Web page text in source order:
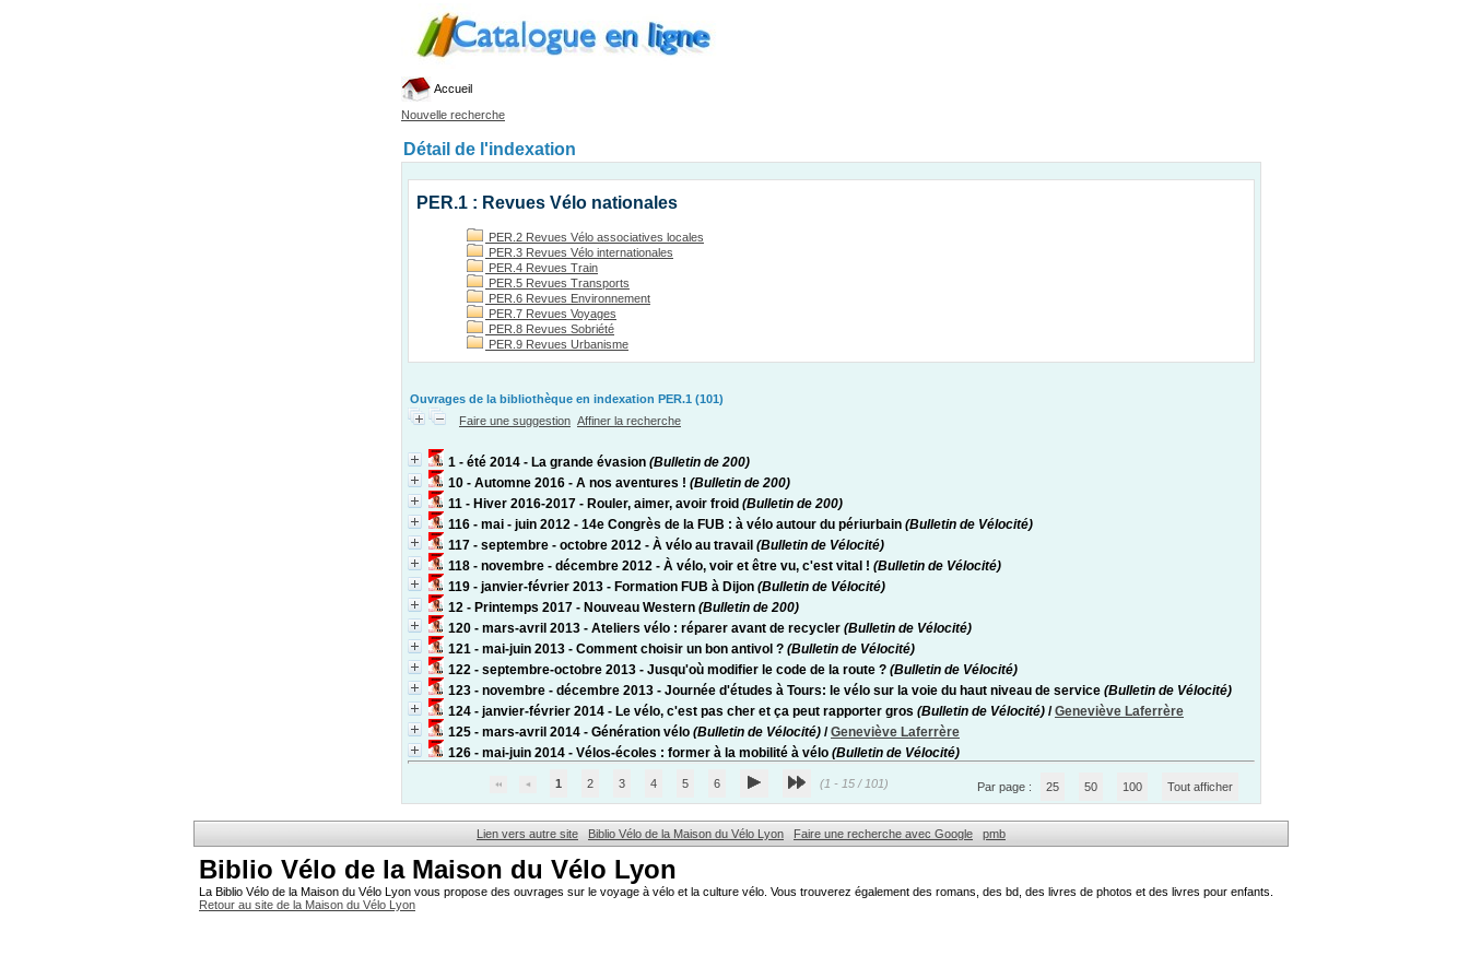
Accueil
Nouvelle recherche
Détail de l'indexation
PER.1 : Revues Vélo nationales
PER.2 Revues Vélo associatives locales
PER.3 Revues Vélo internationales
PER.4 Revues Train
PER.5 Revues Transports
PER.6 Revues Environnement
PER.7 Revues Voyages
PER.8 Revues Sobriété
PER.9 Revues Urbanisme
Ouvrages de la bibliothèque en indexation PER.1 (101)
Faire une suggestion Affiner la recherche
1 - été 2014 - La grande évasion (Bulletin de 200)
10 - Automne 2016 - A nos aventures ! (Bulletin de 200)
11 - Hiver 2016-2017 - Rouler, aimer, avoir froid (Bulletin de 200)
116 - mai - juin 2012 - 14e Congrès de la FUB : à vélo autour du périurbain (Bulletin de Vélocité)
117 - septembre - octobre 2012 - À vélo au travail (Bulletin de Vélocité)
118 - novembre - décembre 2012 - À vélo, voir et être vu, c'est vital ! (Bulletin de Vélocité)
119 - janvier-février 2013 - Formation FUB à Dijon (Bulletin de Vélocité)
12 - Printemps 2017 - Nouveau Western (Bulletin de 200)
120 - mars-avril 2013 - Ateliers vélo : réparer avant de recycler (Bulletin de Vélocité)
121 - mai-juin 2013 - Comment choisir un bon antivol ? (Bulletin de Vélocité)
122 - septembre-octobre 2013 - Jusqu'où modifier le code de la route ? (Bulletin de Vélocité)
123 - novembre - décembre 2013 - Journée d'études à Tours: le vélo sur la voie du haut niveau de service (Bulletin de Vélocité)
124 - janvier-février 2014 - Le vélo, c'est pas cher et ça peut rapporter gros (Bulletin de Vélocité) /Geneviève Laferrère
125 - mars-avril 2014 - Génération vélo (Bulletin de Vélocité) /Geneviève Laferrère
126 - mai-juin 2014 - Vélos-écoles : former à la mobilité à vélo (Bulletin de Vélocité)
1 2 3 4 5 6 (1 - 15 / 101) Par page : 25 50 100 Tout afficher
Lien vers autre site Biblio Vélo de la Maison du Vélo Lyon Faire une recherche avec Google pmb
Biblio Vélo de la Maison du Vélo Lyon
La Biblio Vélo de la Maison du Vélo Lyon vous propose des ouvrages sur le voyage à vélo et la culture vélo. Vous trouverez également des romans, des bd, des livres de photos et des livres pour enfants.
Retour au site de la Maison du Vélo Lyon